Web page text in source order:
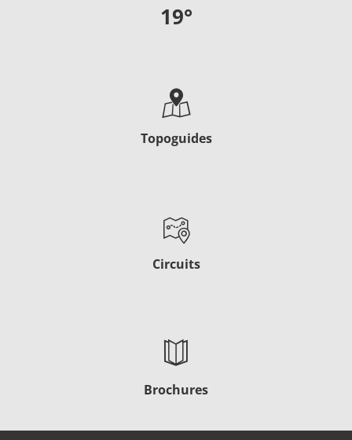
19°
Topoguides
Circuits
Brochures